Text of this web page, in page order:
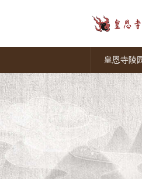
皇恩寺陵